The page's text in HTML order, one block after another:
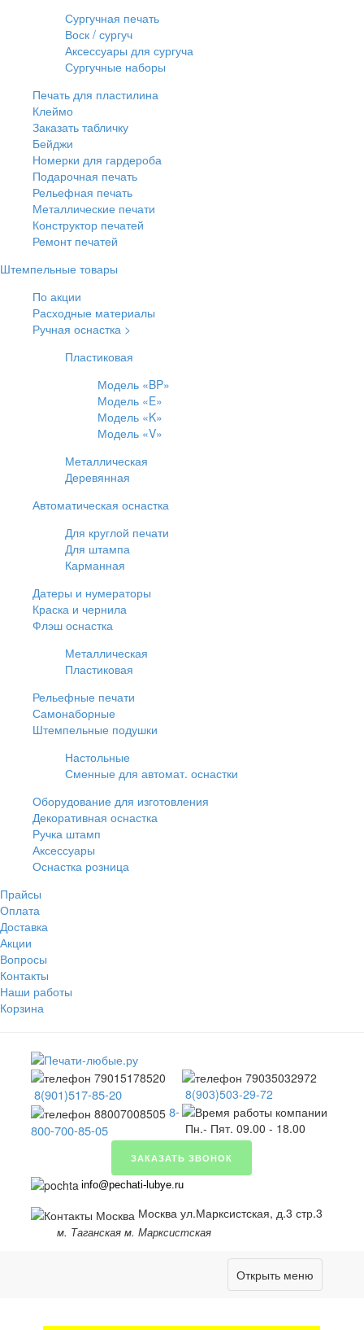
Сургучная печать
Воск / сургуч
Аксессуары для сургуча
Сургучные наборы
Печать для пластилина
Клеймо
Заказать табличку
Бейджи
Номерки для гардероба
Подарочная печать
Рельефная печать
Металлические печати
Конструктор печатей
Ремонт печатей
Штемпельные товары
По акции
Расходные материалы
Ручная оснастка >
Пластиковая
Модель «BP»
Модель «E»
Модель «K»
Модель «V»
Металлическая
Деревянная
Автоматическая оснастка
Для круглой печати
Для штампа
Карманная
Датеры и нумераторы
Краска и чернила
Флэш оснастка
Металлическая
Пластиковая
Рельефные печати
Самонаборные
Штемпельные подушки
Настольные
Сменные для автомат. оснастки
Оборудование для изготовления
Декоративная оснастка
Ручка штамп
Аксессуары
Оснастка розница
Прайсы
Оплата
Доставка
Акции
Вопросы
Контакты
Наши работы
Корзина
8(901)517-85-20
8-
800-700-85-05
8(903)503-29-72
Пн.- Пят. 09.00 - 18.00
ЗАКАЗАТЬ ЗВОНОК
info@pechati-lubye.ru
Москва ул.Марксистская, д.3 стр.3
м. Таганская м. Марксистская
Открыть меню